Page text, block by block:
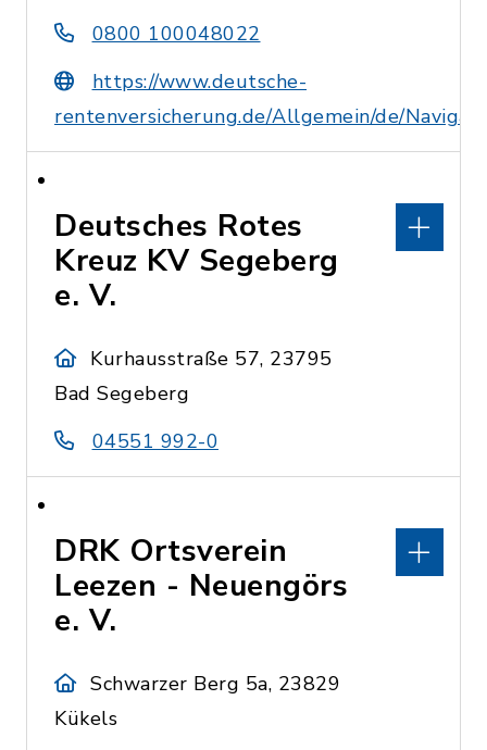
0800 100048022
https://www.deutsche-
rentenversicherung.de/Allgemein/de/
Deutsches Rotes
Kreuz KV Segeberg
e. V.
Kurhausstraße 57, 23795
Bad Segeberg
04551 992-0
DRK Ortsverein
Leezen - Neuengörs
e. V.
Schwarzer Berg 5a, 23829
Kükels